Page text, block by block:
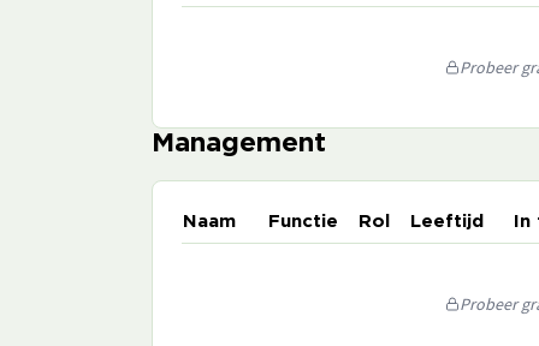
Probeer
Management
Naam Functie Rol Leeftijd
Probeer